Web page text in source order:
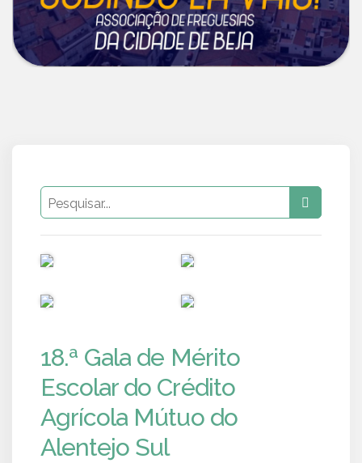
18.ª Gala de Mérito
Escolar do Crédito
Agrícola Mútuo do
Alentejo Sul